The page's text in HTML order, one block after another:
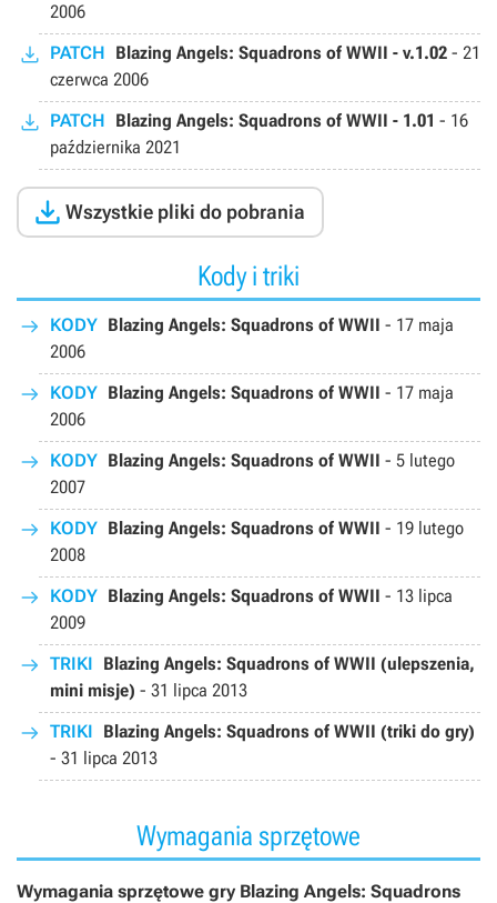
2006
PATCH Blazing Angels: Squadrons of WWII - v.1.02 - 21
czerwca 2006
PATCH Blazing Angels: Squadrons of WWII - 1.01 - 16
października 2021
 Wszystkie pliki do pobrania
Kody i triki
KODY Blazing Angels: Squadrons of WWII - 17 maja
2006
KODY Blazing Angels: Squadrons of WWII - 17 maja
2006
KODY Blazing Angels: Squadrons of WWII - 5 lutego
2007
KODY Blazing Angels: Squadrons of WWII - 19 lutego
2008
KODY Blazing Angels: Squadrons of WWII - 13 lipca
2009
TRIKI Blazing Angels: Squadrons of WWII (ulepszenia,
mini misje) - 31 lipca 2013
TRIKI Blazing Angels: Squadrons of WWII (triki do gry)
- 31 lipca 2013
Wymagania sprzętowe
Wymagania sprzętowe gry Blazing Angels: Squadrons